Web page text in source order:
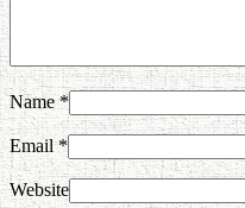
Name *
Email *
Website